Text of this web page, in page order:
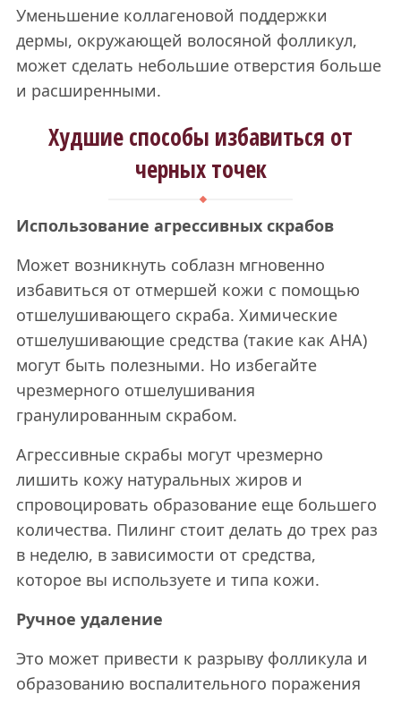
Уменьшение коллагеновой поддержки
дермы, окружающей волосяной фолликул,
может сделать небольшие отверстия больше
и расширенными.
Худшие способы избавиться от
черных точек
Использование агрессивных скрабов
Может возникнуть соблазн мгновенно
избавиться от отмершей кожи с помощью
отшелушивающего скраба. Химические
отшелушивающие средства (такие как AHA)
могут быть полезными. Но избегайте
чрезмерного отшелушивания
гранулированным скрабом.
Агрессивные скрабы могут чрезмерно
лишить кожу натуральных жиров и
спровоцировать образование еще большего
количества. Пилинг стоит делать до трех раз
в неделю, в зависимости от средства,
которое вы используете и типа кожи.
Ручное удаление
Это может привести к разрыву фолликула и
образованию воспалительного поражения